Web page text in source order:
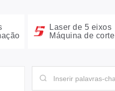
Laser de 5 eixos
Máquina de corte